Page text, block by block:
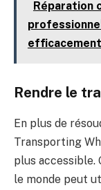
Réparation
efficacement
Rendre le
En plus de
Transporting
plus accessible.
le monde peut